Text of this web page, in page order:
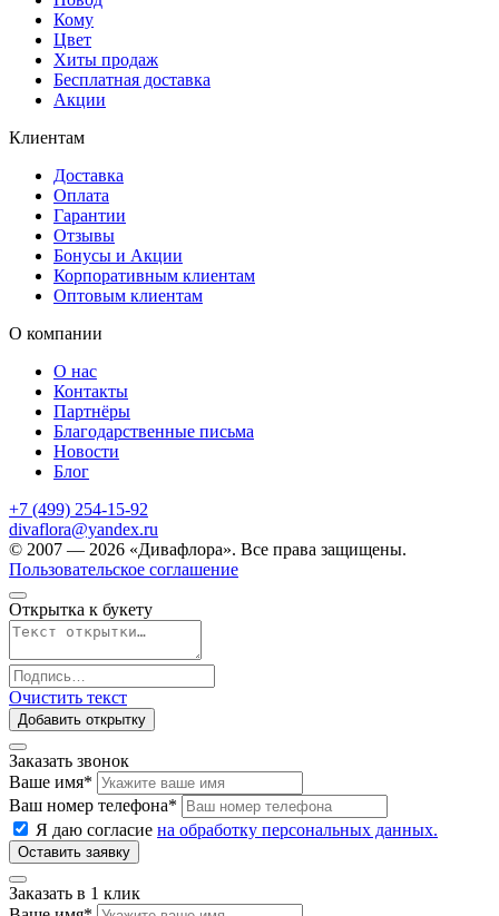
Кому
Цвет
Хиты продаж
Бесплатная доставка
Акции
Клиентам
Доставка
Оплата
Гарантии
Отзывы
Бонусы и Акции
Корпоративным клиентам
Оптовым клиентам
О компании
О нас
Контакты
Партнёры
Благодарственные письма
Новости
Блог
+7 (499) 254-15-92
divaflora@yandex.ru
© 2007 — 2026 «Дивафлора». Все права защищены.
Пользовательское соглашение
Открытка к букету
Очистить текст
Добавить открытку
Заказать звонок
Ваше имя*
Ваш номер телефона*
Я даю согласие на обработку персональных данных.
Заказать в 1 клик